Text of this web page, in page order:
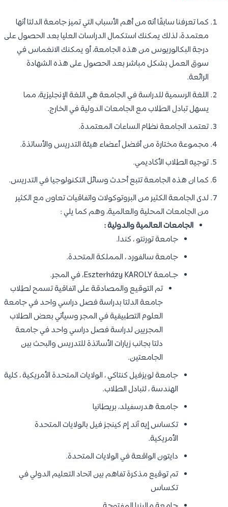
كما تعرفنا سابقًا أنه من أهم الأسباب التي تميز جامعة الدلتا أنها
معتمدة، لذلك يمكنك استكمال الدراسات العليا بعد الحصول على
درجة البكالوريوس من هذه الجامعة، أو يمكنك الانغماس في
سوق العمل بشكل مباشر بعد الحصول على هذه الشهادة
الرائعة.
اللغة الرسمية للدراسة في الجامعة هي اللغة الإنجليزية، مما
يسهل تبادل الطلاب مع الجامعات الدولية في الخارج.
تعتمد الجامعة نظام الساعات المعتمدة.
مجموعة مختارة من أفضل أعضاء هيئة التدريس والأساتذة.
توجيه الطلاب الأكاديمي.
كما ان هذه الجامعة تتبع أحدث وسائل التكنولوجيا في التدريس.
لدى الجامعة الكثير من البروتوكولات واتفاقيات تعاون مع الكثير
من الجامعات المحلية والعالمية، وهم كما يلي :
الجامعات العالمية والدولية :
جامعة تورنتو ، كندا.
جامعة سالفورد ، المملكة المتحدة.
جـامعة Eszterházy KAROLY، في المجر.
تم التوقيع والمصادقة على اتفاقية تسمح لطلاب
جامعة الدلتا بدراسة فصل دراسي واحد في جامعة
العلوم التطبيقية في المجر وسيأتي بعض الطلاب
المجريين لدراسة فصل دراسي واحد في جامعة
دلتا بجانب زيارات الأساتذة للتدريس والبحث بين
الجامعتين.
جامعة لويزفيل كنتاكي ، الولايات المتحدة الأمريكية ، كلية
الهندسة ، لتبادل الطلاب.
جامعة هدرسفيلد، بريطانيا
تكساس إيه آند إم كينجز فيل بالولايات المتحدة
الأمريكية.
دايتون الواقعة في الولايات المتحدة.
تم توقيع مذكرة تفاهم بين اتحاد التعليم الدولي في
تكساس